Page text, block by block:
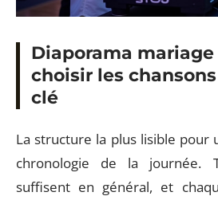
Diaporama
choisir les
clé
La structure la plus lisible pour
chronologie de la journée.
suffisent en général, et